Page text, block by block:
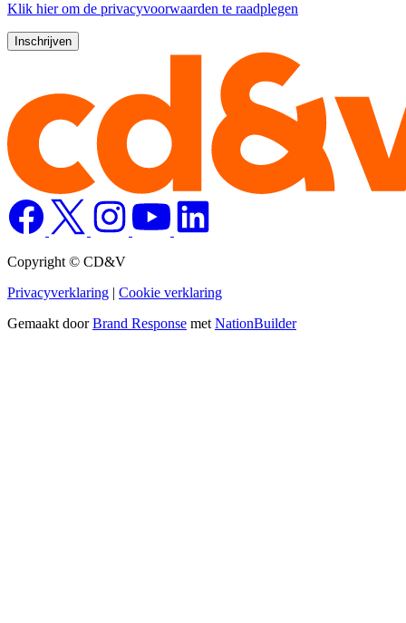
Klik hierom de privacyvoorwaarden te raadplegen
Copyright © CD&V
Privacyverklaring | Cookie verklaring
Gemaakt doorBrand Response met NationBuilder